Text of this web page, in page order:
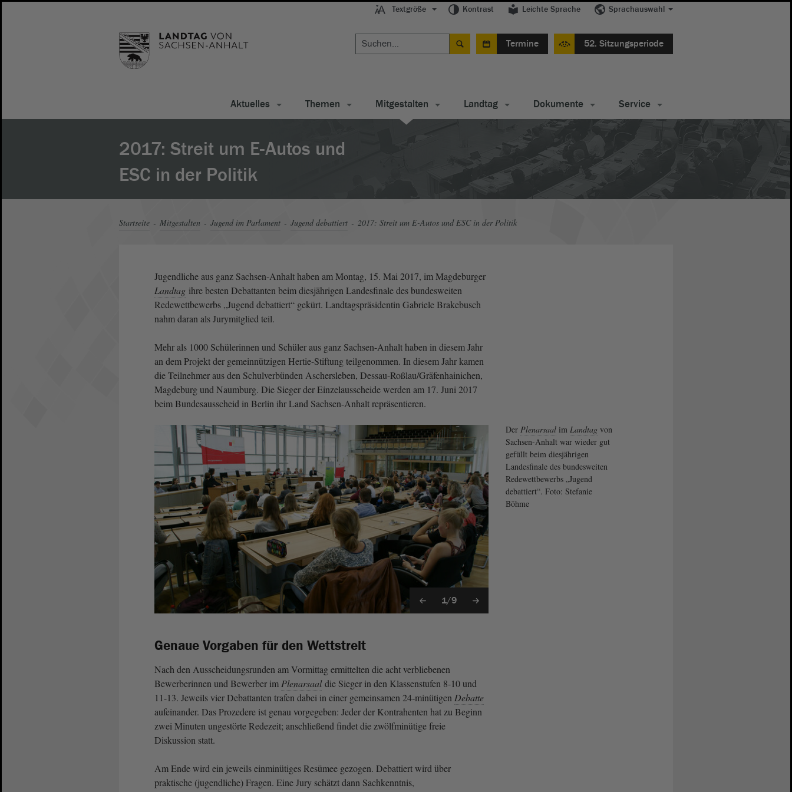
Textgröße Kontrast Leichte Sprache Sprachauswahl
Termine 52. Sitzungsperiode
Aktuelles Themen Mitgestalten Landtag Dokumente Service
2017: Streit um E-Autos und
ESC in der Politik
Startseite Mitgestalten Jugend im Parlament Jugend debattiert 2017: Streit um E-Autos und ESC in der Politik
Jugendliche aus ganz Sachsen-Anhalt haben am Montag, 15. Mai 2017, im Magdeburger
Landtag ihre besten Debattanten beim diesjährigen Landesfinale des bundesweiten
Redewettbewerbs „Jugend debattiert“ gekürt. Landtagspräsidentin Gabriele Brakebusch
nahm daran als Jurymitglied teil.
Mehr als 1000 Schülerinnen und Schüler aus ganz Sachsen-Anhalt haben in diesem Jahr
an dem Projekt der gemeinnützigen Hertie-Stiftung teilgenommen. In diesem Jahr kamen
die Teilnehmer aus den Schulverbünden Aschersleben, Dessau-Roßlau/Gräfenhainichen,
Magdeburg und Naumburg. Die Sieger der Einzelausscheide werden am 17. Juni 2017
beim Bundesausscheid in Berlin ihr Land Sachsen-Anhalt repräsentieren.
1/9
Der Plenarsaalim Landtagvon
Sachsen-Anhalt war wieder gut
gefüllt beim diesjährigen
Landesfinale des bundesweiten
Redewettbewerbs „Jugend
debattiert“. Foto: Stefanie
Böhme
Genaue Vorgaben für den Wettstreit
Nach den Ausscheidungsrunden am Vormittag ermittelten die acht verbliebenen
Bewerberinnen und Bewerber im Plenarsaal die Sieger in den Klassenstufen 8-10 und
11-13. Jeweils vier Debattanten trafen dabei in einer gemeinsamen 24‑minütigen Debatte
aufeinander. Das Prozedere ist genau vorgegeben: Jeder der Kontrahenten hat zu Beginn
zwei Minuten ungestörte Redezeit; anschließend findet die zwölfminütige freie
Diskussion statt.
Am Ende wird ein jeweils einminütiges Resümee gezogen. Debattiert wird über
praktische (jugendliche) Fragen. Eine Jury schätzt dann Sachkenntnis,